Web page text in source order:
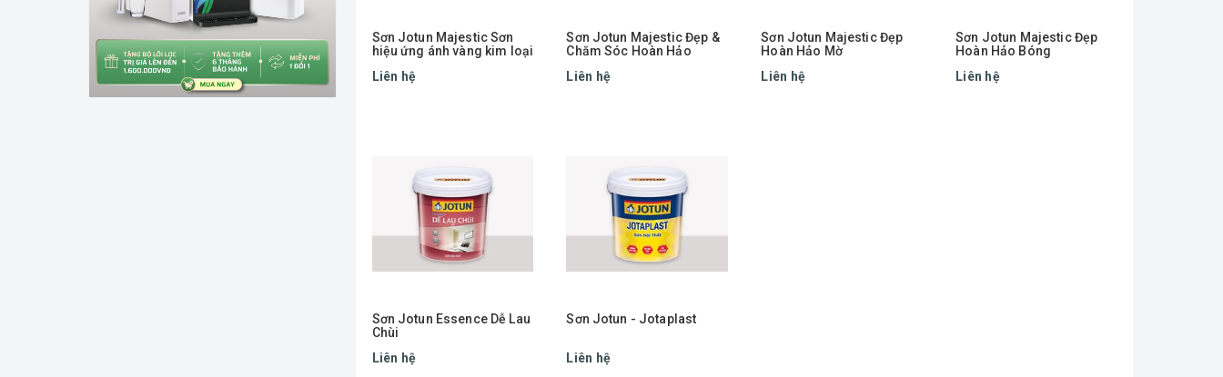
Sơn Jotun Majestic Sơn
hiệu ứng ánh vàng kim loại
Liên hệ
Sơn Jotun Majestic Đẹp &
Chăm Sóc Hoàn Hảo
Liên hệ
Sơn Jotun Majestic Đẹp
Hoàn Hảo Mờ
Liên hệ
Sơn Jotun Majestic Đẹp
Hoàn Hảo Bóng
Liên hệ
Sơn Jotun Essence Dễ Lau
Chùi
Liên hệ
Sơn Jotun - Jotaplast
Liên hệ